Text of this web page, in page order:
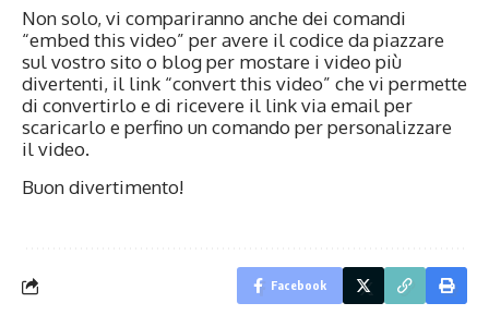
Non solo, vi compariranno anche dei comandi
“embed this video” per avere il codice da piazzare
sul vostro sito o blog per mostare i video più
divertenti, il link “convert this video” che vi permette
di convertirlo e di ricevere il link via email per
scaricarlo e perfino un comando per personalizzare
il video.
Buon divertimento!
Facebook